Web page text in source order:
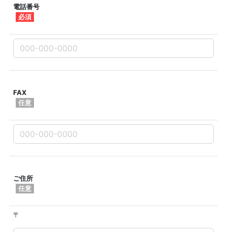
電話番号
必須
FAX
任意
ご住所
任意
〒